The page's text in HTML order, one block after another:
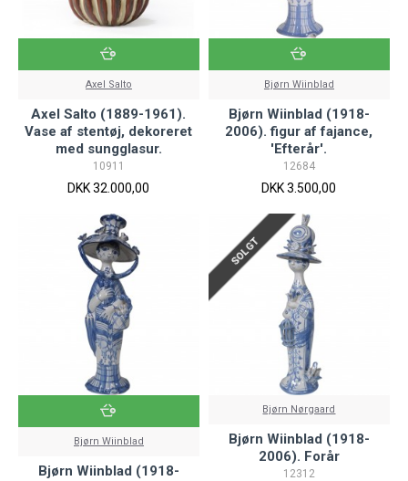
Axel Salto
Axel Salto (1889-1961).
Vase af stentøj, dekoreret
med sungglasur.
10911
DKK 32.000,00
Bjørn Wiinblad
Bjørn Wiinblad (1918-
2006). figur af fajance,
'Efterår'.
12684
DKK 3.500,00
Bjørn Wiinblad
Bjørn Wiinblad (1918-
SOLGT
Bjørn Nørgaard
Bjørn Wiinblad (1918-
2006). Forår
12312